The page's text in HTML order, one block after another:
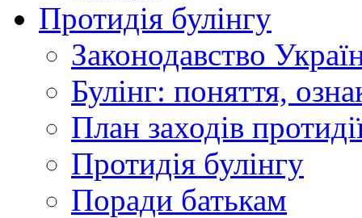
Протидія булінгу
Законодавство
Булінг: поняття,
План заходів
Протидія булінгу
Поради батькам